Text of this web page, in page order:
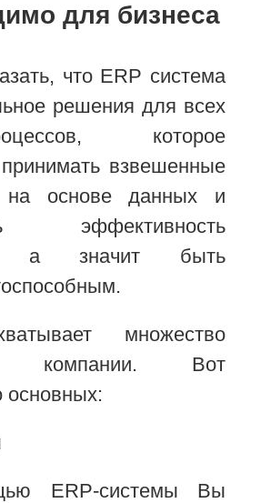
для бизнеса
что ERP система
решения для всех
которое
взвешенные
на основе данных и
эффективность
а значит быть
множество
компании. Вот
основных:
ERP-системы Вы